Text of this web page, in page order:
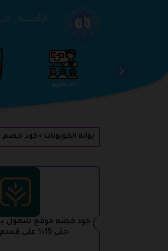
الرئيسية كل
الجمال والعناية الخدمات
بوابة الكوبونات > كود خصم
كود خصم موقع شمول
حتى 15% على قسم الاعشاب